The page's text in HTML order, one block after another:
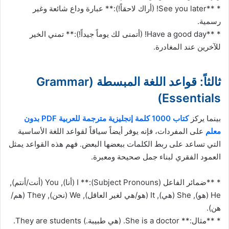
* **See you later! (أراك لاحقاً!):** عبارة وداع شائعة وغير
رسمية.
* **Have a good day! (أتمنى لك يوماً جيداً!):** تمني الخير
للآخرين عند المغادرة.
ثالثاً: قواعد اللغة المبسطة (Grammar
Essentials)
بينما يركز
كتاب 1000 كلمة إنجليزية مترجمة للعربية PDF بدون
معلم على المفردات، فإنه يوفر أيضاً سياقاً لقواعد اللغة الأساسية
التي تساعد على ربط الكلمات ببعضها البعض. فهم هذه القواعد يمثل
العمود الفقري لبناء جمل صحيحة ومعبرة.
* **ضمائر الفاعل (Subject Pronouns):** I (أنا), You (أنت/أنتم),
He (هو), She (هي), It (هو/هي لغير العاقل), We (نحن), They (هم/
هن).
* **مثال:** She is a doctor. (هي طبيبة.) They are students.